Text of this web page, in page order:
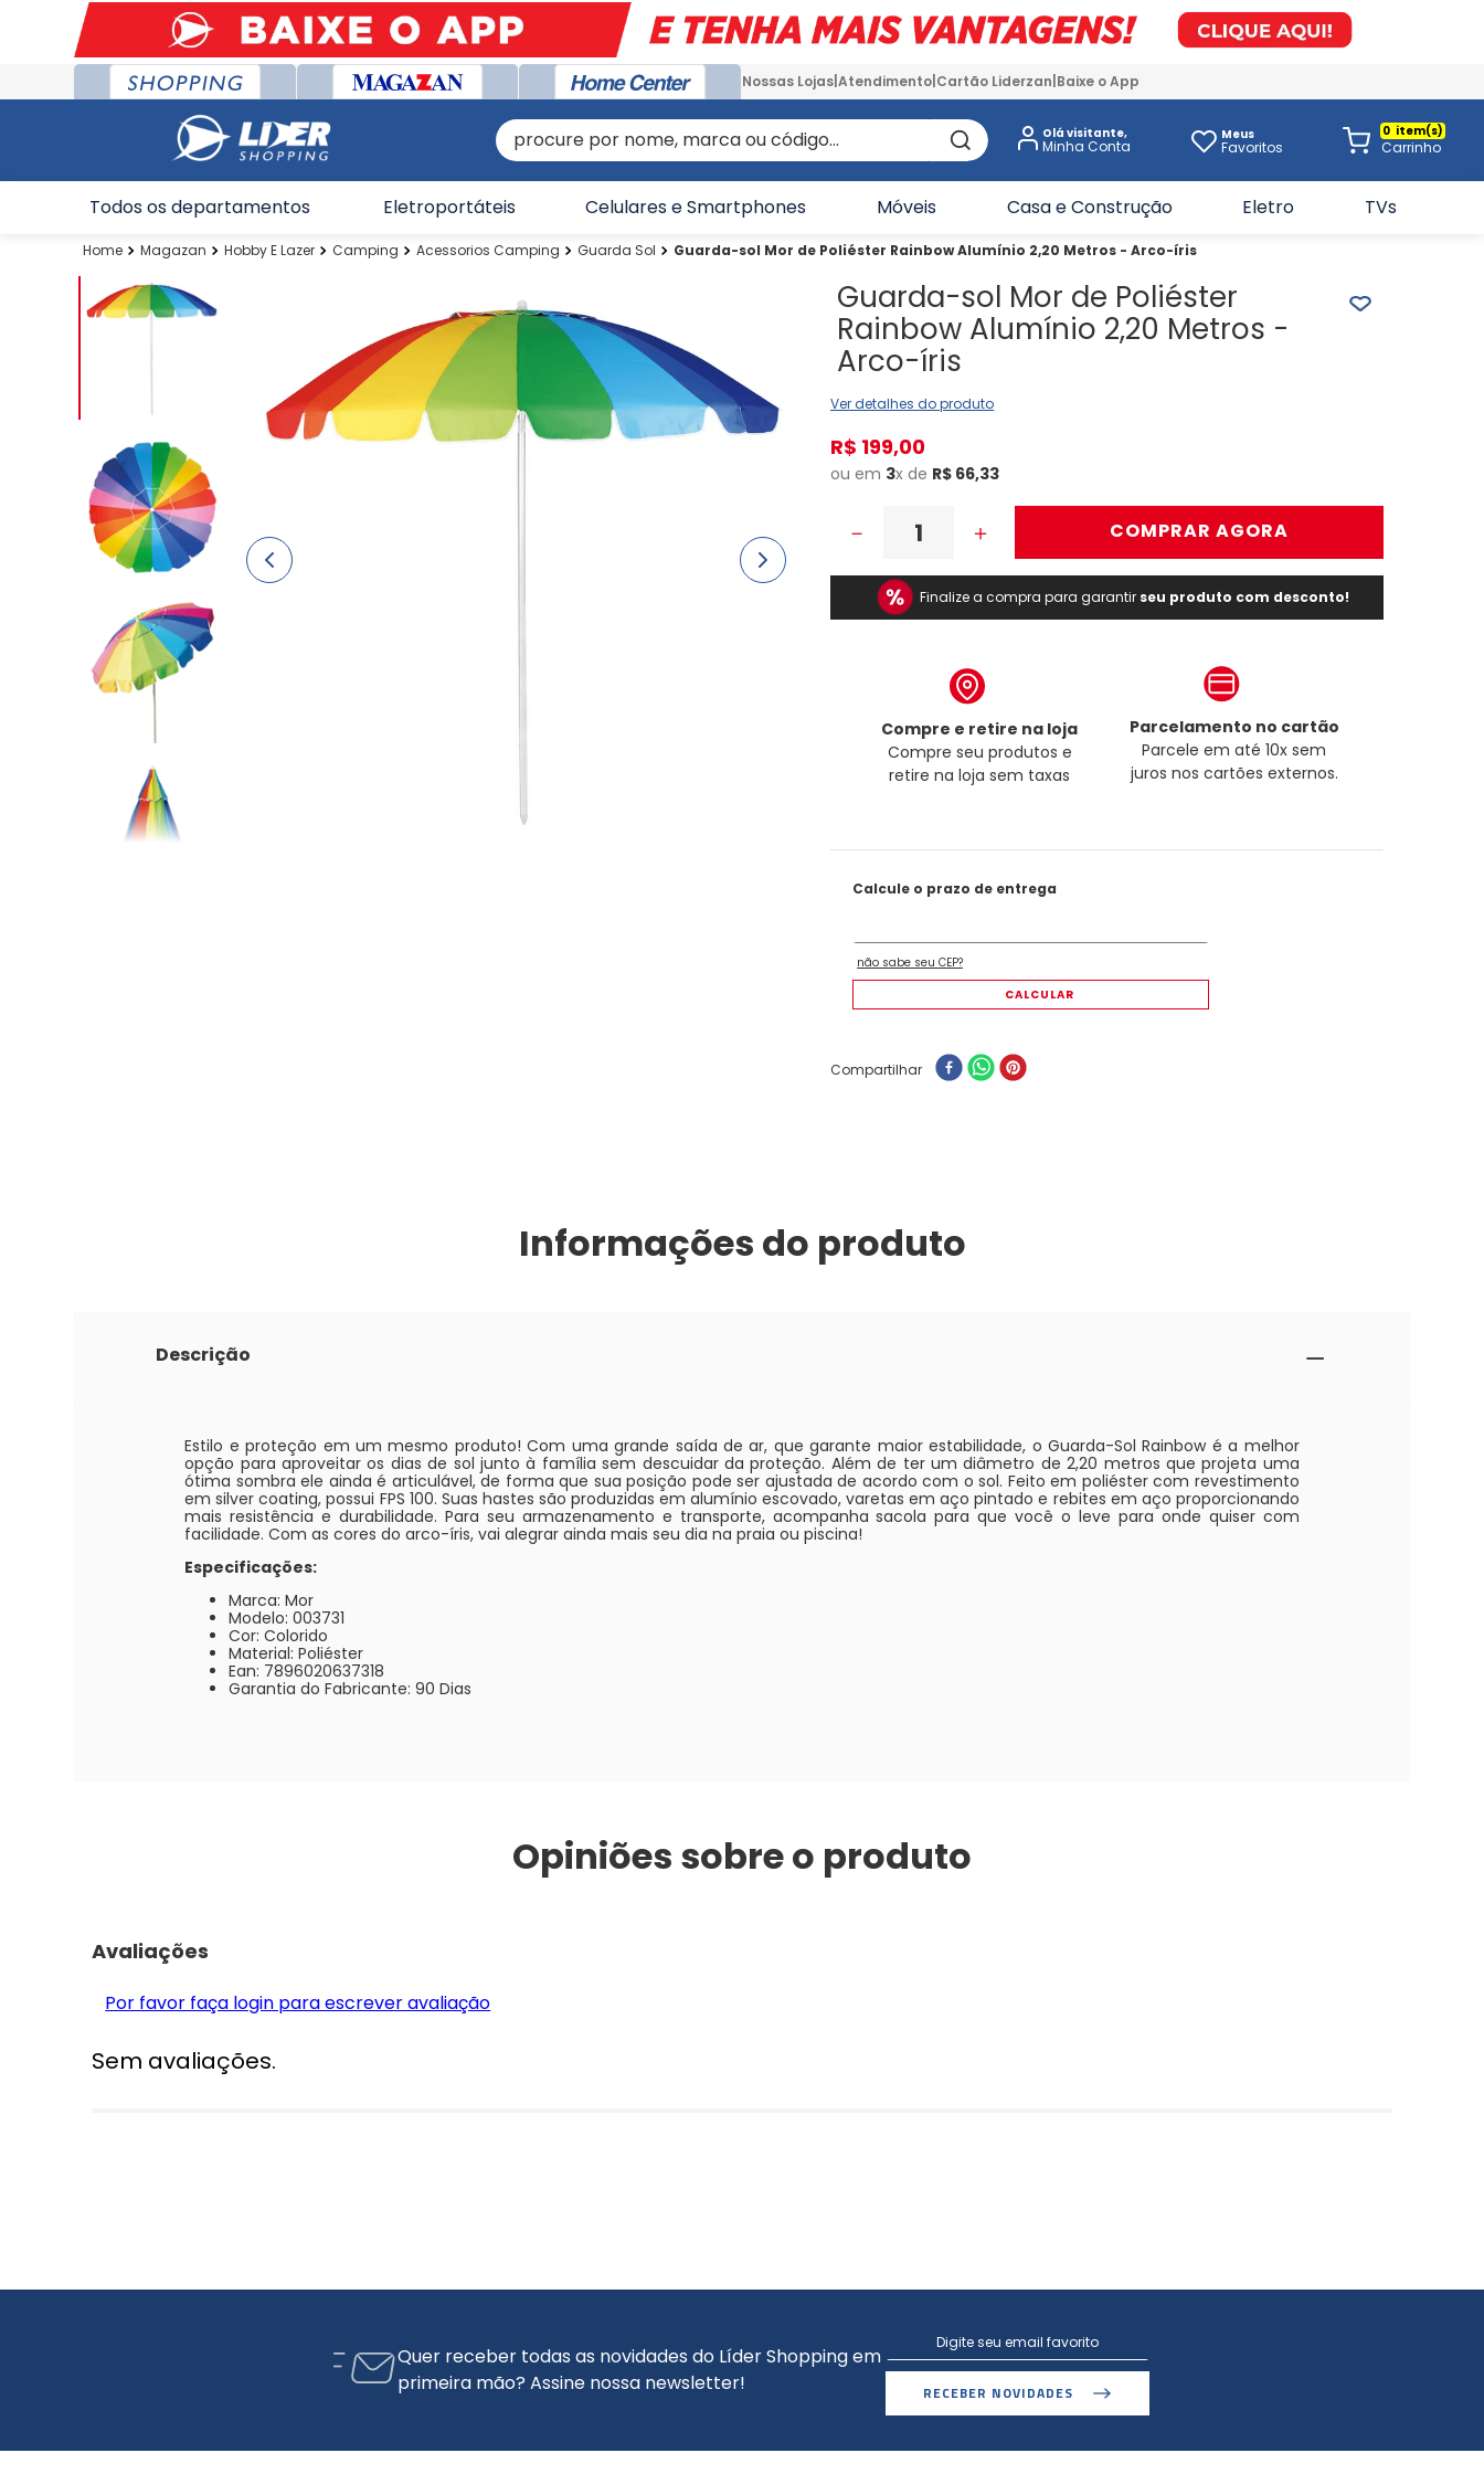
Nossas Lojas Atendimento Cartão Liderzan Baixe o App
procure por nome, marca ou código... Olá visitante, Meus
Favoritos
0
Todos os departamentos Eletroportáteis Celulares e Smartphones Móveis Casa e Construção Eletro TVs
Magazan Hobby E Lazer Camping Acessorios Camping Guarda Sol Guarda-sol Mor de Poliéster Rainbow Alumínio 2,20 Metros - Arco-íris
Guarda-sol Mor de Poliéster
Rainbow Alumínio 2,20 Metros -
Arco-íris
Ver detalhes do produto
R$ 199,00
ou em 3x de R$ 66,33
＋
－ COMPRAR AGORA
Finalize a compra para garantir seu produto com desconto!
Compre e retire na loja
Compre seu produtos e
retire na loja sem taxas
Parcelamento no cartão
Parcele em até 10x sem
juros nos cartões externos.
Compartilhar
Informações do produto
Descrição
Estilo e proteção em um mesmo produto! Com uma grande saída de ar, que garante maior estabilidade, o Guarda-Sol Rainbow é a melhor
opção para aproveitar os dias de sol junto à família sem descuidar da proteção. Além de ter um diâmetro de 2,20 metros que projeta uma
ótima sombra ele ainda é articulável, de forma que sua posição pode ser ajustada de acordo com o sol. Feito em poliéster com revestimento
em silver coating, possui FPS 100. Suas hastes são produzidas em alumínio escovado, varetas em aço pintado e rebites em aço proporcionando
mais resistência e durabilidade. Para seu armazenamento e transporte, acompanha sacola para que você o leve para onde quiser com
facilidade. Com as cores do arco-íris, vai alegrar ainda mais seu dia na praia ou piscina!
Especificações:
Marca: Mor
Modelo: 003731
Cor: Colorido
Material: Poliéster
Ean: 7896020637318
Garantia do Fabricante: 90 Dias
Opiniões sobre o produto
Avaliações
Por favor faça login para escrever avaliação
Sem avaliações.
Quer receber todas as novidades do Líder Shopping em
primeira mão? Assine nossa newsletter!
RECEBER NOVIDADES